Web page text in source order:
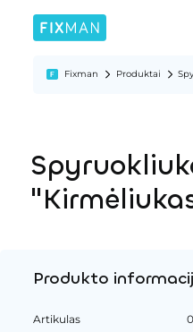
Fixman Produktai
Produkto
Artikulas